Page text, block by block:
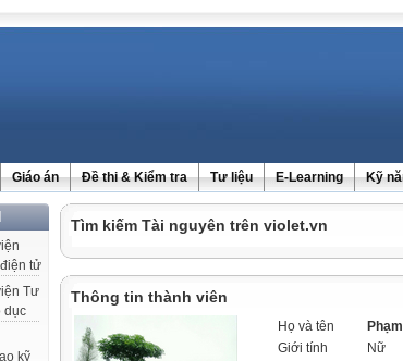
Giáo án Đề thi & Kiểm tra Tư liệu E-Learning Kỹ
Tìm kiếm Tài nguyên trên violet.vn
Thông tin thành viên
Họ và tên
Giới tính
Nữ